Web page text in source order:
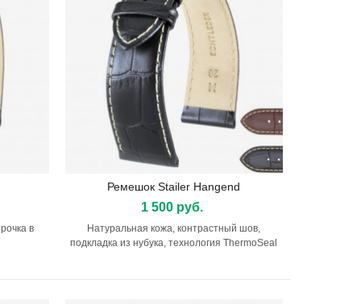
в
Подробнее
Ремешок Stailer Hangend
1 500 руб.
Натуральная кожа, контрастный шов,
подкладка из нубука, технология ThermoSeal